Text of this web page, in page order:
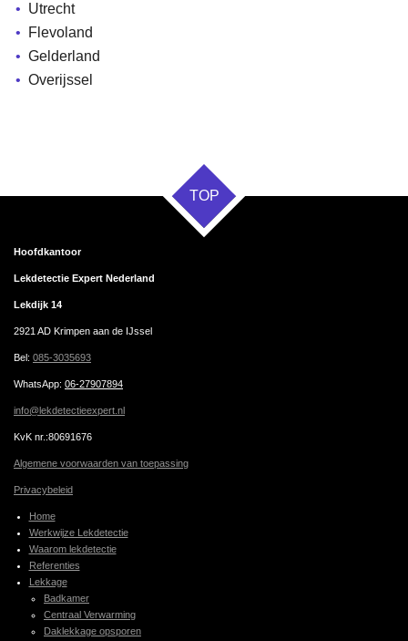
Utrecht
Flevoland
Gelderland
Overijssel
TOP
Hoofdkantoor
Lekdetectie Expert Nederland
Lekdijk 14
2921 AD Krimpen aan de IJssel
Bel: 085-3035693
WhatsApp: 06-27907894
info@lekdetectieexpert.nl
KvK nr.:80691676
Algemene voorwaarden van toepassing
Privacybeleid
Home
Werkwijze Lekdetectie
Waarom lekdetectie
Referenties
Lekkage
Badkamer
Centraal Verwarming
Daklekkage opsporen